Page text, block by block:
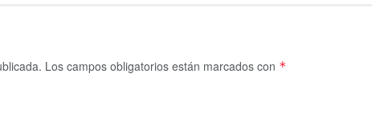
Los campos obligatorios están marcados con *